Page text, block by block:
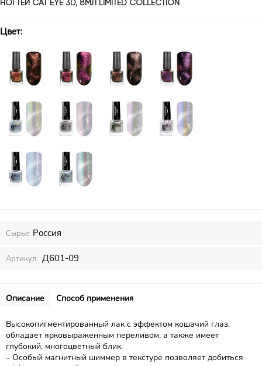
НОГТЕЙ CAT EYE 3D, 8МЛ LIMITED COLLECTION
Цвет:
Сырье: Россия
Артикул: Д601-09
Описание Способ применения
Высокопигментированный лак с эффектом кошачий глаз,
обладает ярковыраженным переливом, а также имеет
глубокий, многоцветный блик.
– Особый магнитный шиммер в текстуре позволяет добиться